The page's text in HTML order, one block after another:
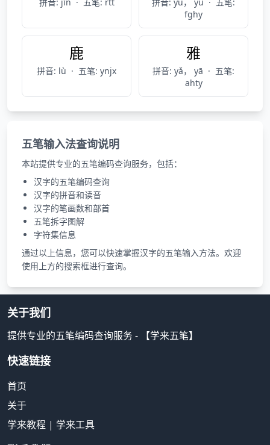
fghy
鹿
拼音: lù · 五笔: ynjx
雅
拼音: yǎ， yā · 五笔:
ahty
五笔输入法查询说明
本站提供专业的五笔编码查询服务，包括：
汉字的五笔编码查询
汉字的拼音和读音
汉字的笔画数和部首
五笔拆字图解
字符集信息
通过以上信息，您可以快速掌握汉字的五笔输入方法。欢迎
使用上方的搜索框进行查询。
关于我们
提供专业的五笔编码查询服务 - 【学来五笔】
快速链接
首页
关于
学来教程 | 学来工具